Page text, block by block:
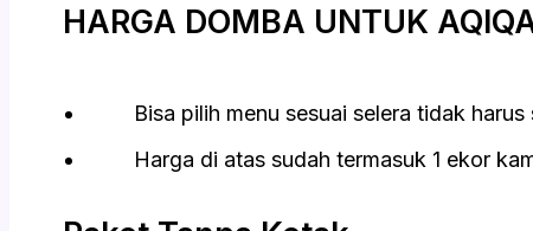
HARGA DOMBA UNTUK
Bisa pilih menu sesuai selera tidak harus
Harga di atas sudah termasuk 1 ekor